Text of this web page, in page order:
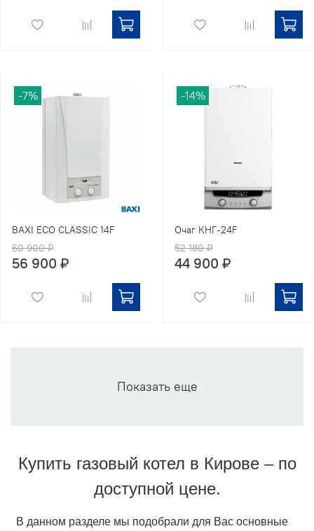
-7%
BAXI ECO CLASSIC 14F
60 900 ₽
56 900 ₽
-14%
Очаг КНГ-24F
52 180 ₽
44 900 ₽
Показать еще
Купить газовый котел в Кирове – по
доступной цене.
В данном разделе мы подобрали для Вас основные